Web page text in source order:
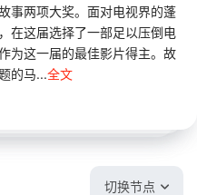
事两项大奖。面对电视界的蓬
在这届选择了一部足以压倒电
为这一届的最佳影片得主。故
的马...全文
切换节点